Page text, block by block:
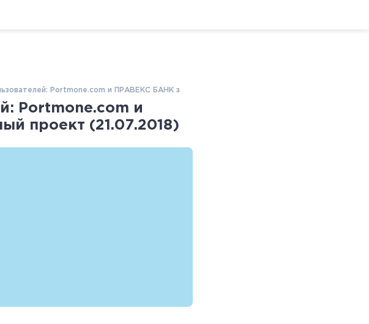
Portmone.com и ПРАВЕКС БАНК завершили сложный проект (21.07.2018)
Portmone.com и
проект (21.07.2018)